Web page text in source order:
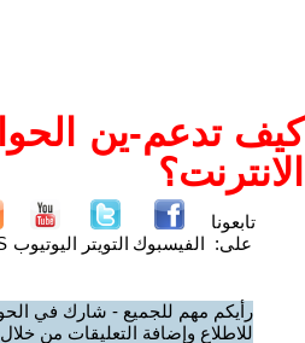
كيف تدعم-ين
الانترنت؟
تابعونا
على: الفيسبوك التويتر اليوتيوب
رأيكم مهم للجميع - شارك في
للاطلاع وإضافة التعليقات من